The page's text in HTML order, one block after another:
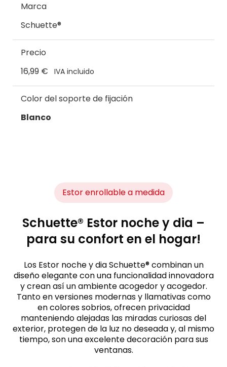
Marca
Schuette®
Precio
16,99 € IVA incluido
Color del soporte de fijación
Blanco
Estor enrollable a medida
Schuette® Estor noche y dia –
para su confort en el hogar!
Los Estor noche y dia Schuette® combinan un
diseño elegante con una funcionalidad innovadora
y crean así un ambiente acogedor y acogedor.
Tanto en versiones modernas y llamativas como
en colores sobrios, ofrecen privacidad
manteniendo alejadas las miradas curiosas del
exterior, protegen de la luz no deseada y, al mismo
tiempo, son una excelente decoración para sus
ventanas.